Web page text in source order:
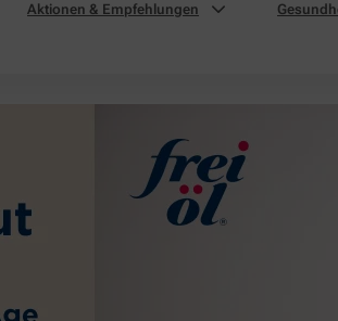
Aktionen & Empfehlungen